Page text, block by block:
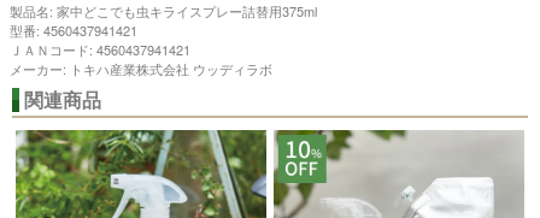
製品名: 家中どこでも虫キライスプレー詰替用375ml
型番: 4560437941421
ＪＡＮコード: 4560437941421
メーカー: トキハ産業株式会社 ウッディラボ